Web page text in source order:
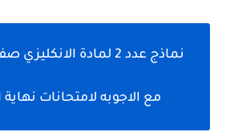
نماذج عدد 2 لمادة
مع الاجوبه لامتحانات نهاية